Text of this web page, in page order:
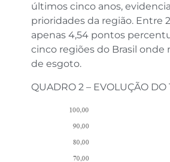
últimos cinco anos,
prioridades da região. Entre
apenas 4,54 pontos
cinco regiões do Brasil onde
de esgoto.
QUADRO 2 – EVOLUÇÃO DO